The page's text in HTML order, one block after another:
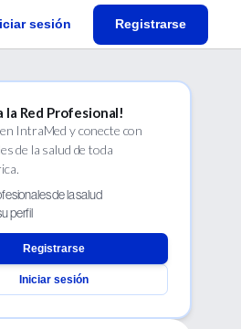
sesión Registrarse
la Red Profesional!
IntraMed y conecte con
de la salud de toda
de la salud
perfil
Registrarse
Iniciar sesión